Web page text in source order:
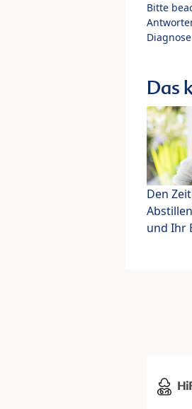
Bitte
Das
Den
und Ihr